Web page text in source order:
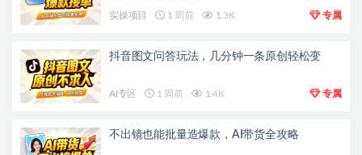
实操项目 1 周前 1.3K 专属
抖音图文问答玩法，几分钟一条原创轻松变
AI专区 1 周前 1.4K 专属
不出镜也能批量造爆款，AI带货全攻略